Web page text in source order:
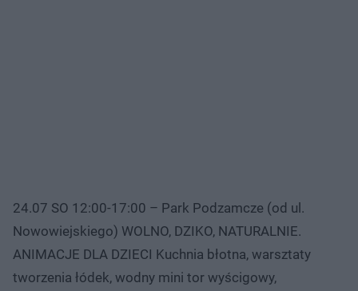
24.07 SO 12:00-17:00 – Park Podzamcze (od ul.
Nowowiejskiego) WOLNO, DZIKO, NATURALNIE.
ANIMACJE DLA DZIECI Kuchnia błotna, warsztaty
tworzenia łódek, wodny mini tor wyścigowy,